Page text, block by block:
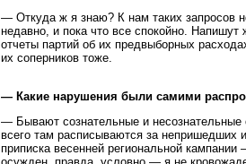
— Откуда ж я знаю? К нам таких запросов
недавно, и пока что все спокойно.
отчеты партий об их предвыборных
их соперников тоже.
— Какие нарушения были самими
— Бывают сознательные и
всего там расписываются за непришедших
приписка весенней региональной